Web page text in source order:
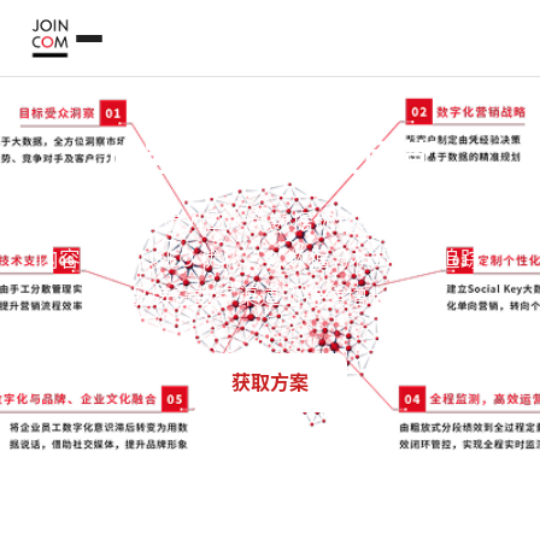
内容营销与社交运营
用内容打开流量入口，用数据优化每一步转化。从
内容策划到 SEO 优化，从数据分析到效果追踪，
构建品牌在数字渠道的持续增长引擎。
获取方案